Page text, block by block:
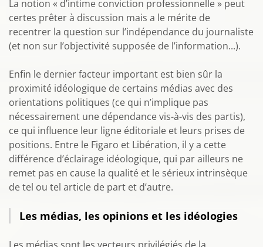
La notion « d’intime conviction professionnelle » peut
certes prêter à discussion mais a le mérite de
recentrer la question sur l’indépendance du journaliste
(et non sur l’objectivité supposée de l’information...).
Enfin le dernier facteur important est bien sûr la
proximité idéologique de certains médias avec des
orientations politiques (ce qui n’implique pas
nécessairement une dépendance vis-à-vis des partis),
ce qui influence leur ligne éditoriale et leurs prises de
positions. Entre le Figaro et Libération, il y a cette
différence d’éclairage idéologique, qui par ailleurs ne
remet pas en cause la qualité et le sérieux intrinsèque
de tel ou tel article de part et d’autre.
Les médias, les opinions et les idéologies